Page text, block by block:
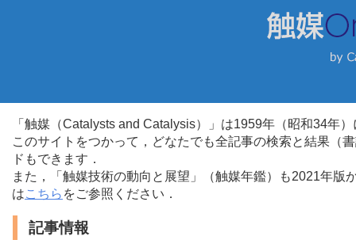
「触媒（Catalysts and Catalysis）」は1959年（昭和34年
このサイトをつかって，どなたでも全記事の検索と結果（
ドもできます．
また，「触媒技術の動向と展望」（触媒年鑑）も2021年
はこちら をご参照ください．
記事情報